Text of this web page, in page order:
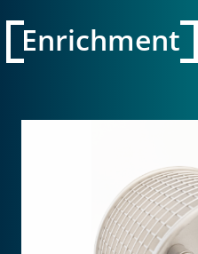
Enrichment